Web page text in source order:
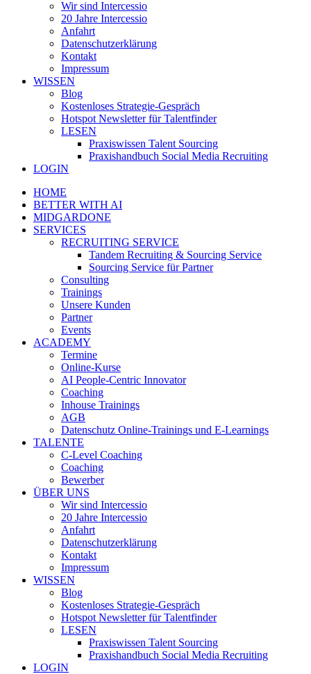
Wir sind Intercessio
20 Jahre Intercessio
Anfahrt
Datenschutzerklärung
Kontakt
Impressum
WISSEN
Blog
Kostenloses Strategie-Gespräch
Hotspot Newsletter für Talentfinder
LESEN
Praxiswissen Talent Sourcing
Praxishandbuch Social Media Recruiting
LOGIN
HOME
BETTER WITH AI
MIDGARDONE
SERVICES
RECRUITING SERVICE
Tandem Recruiting & Sourcing Service
Sourcing Service für Partner
Consulting
Trainings
Unsere Kunden
Partner
Events
ACADEMY
Termine
Online-Kurse
AI People-Centric Innovator
Coaching
Inhouse Trainings
AGB
Datenschutz Online-Trainings und E-Learnings
TALENTE
C-Level Coaching
Coaching
Bewerber
ÜBER UNS
Wir sind Intercessio
20 Jahre Intercessio
Anfahrt
Datenschutzerklärung
Kontakt
Impressum
WISSEN
Blog
Kostenloses Strategie-Gespräch
Hotspot Newsletter für Talentfinder
LESEN
Praxiswissen Talent Sourcing
Praxishandbuch Social Media Recruiting
LOGIN